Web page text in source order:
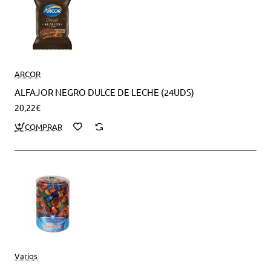
ARCOR
ALFAJOR NEGRO DULCE DE LECHE (24UDS)
20,22€
Varios